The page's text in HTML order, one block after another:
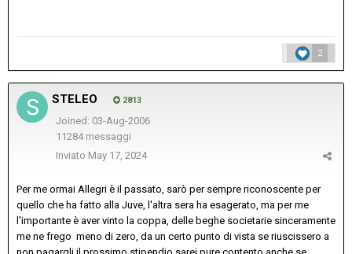
2
STELEO 2813
Joined: 03-Aug-2006
11284 messaggi
Inviato May 17, 2024
Per me ormai Allegri è il passato, sarò per sempre riconoscente per
quello che ha fatto alla Juve, l'altra sera ha esagerato, ma per me
l'importante è aver vinto la coppa, delle beghe societarie sinceramente
me ne frego meno di zero, da un certo punto di vista se riuscissero a